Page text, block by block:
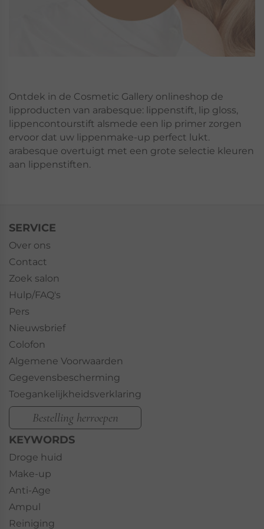
Ontdek in de Cosmetic Gallery onlineshop de
lipproducten van arabesque: lippenstift, lip gloss,
lippencontourstift alsmede een lip primer zorgen
ervoor dat uw lippenmake-up perfect lukt.
arabesque overtuigt met een grote selectie kleuren
aan lippenstiften.
SERVICE
Over ons
Contact
Zoek salon
Hulp/FAQ's
Pers
Nieuwsbrief
Colofon
Algemene Voorwaarden
Gegevensbescherming
Toegankelijkheidsverklaring
Bestelling herroepen
KEYWORDS
Droge huid
Make-up
Anti-Age
Ampul
Reiniging